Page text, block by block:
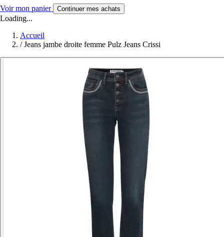
Voir mon panier Continuer mes achats
Loading...
Accueil
/ Jeans jambe droite femme Pulz Jeans Crissi